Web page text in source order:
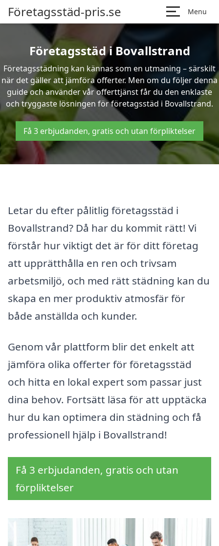
Företagsstäd-pris.se Menu
Företagsstäd i Bovallstrand
Företagsstädning kan kännas som en utmaning – särskilt
när det gäller att jämföra offerter. Men om du följer denna
guide och använder vår offerttjänst får du den enklaste
och tryggaste lösningen för företagsstäd i Bovallstrand.
Få 3 erbjudanden, gratis och utan förpliktelser
Letar du efter pålitlig företagsstäd i
Bovallstrand? Då har du kommit rätt! Vi
förstår hur viktigt det är för ditt företag
att upprätthålla en ren och trivsam
arbetsmiljö, och med rätt städning kan du
skapa en mer produktiv atmosfär för
både anställda och kunder.
Genom vår plattform blir det enkelt att
jämföra olika offerter för företagsstäd
och hitta en lokal expert som passar just
dina behov. Fortsätt läsa för att upptäcka
hur du kan optimera din städning och få
professionell hjälp i Bovallstrand!
Få 3 erbjudanden, gratis och utan
förpliktelser